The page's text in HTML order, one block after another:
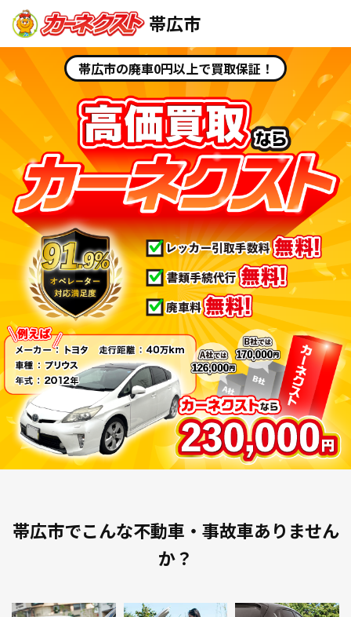
帯広市
帯広市の廃車0円以上で買取保証！
帯広市でこんな不動車・事故車ありません
か？